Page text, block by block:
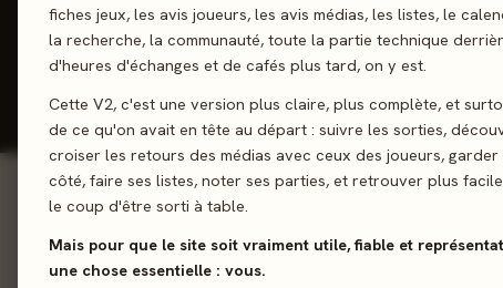
fiches jeux, les avis joueurs, les avis médias, les listes, le
la recherche, la communauté, toute la partie technique
d'heures d'échanges et de cafés plus tard, on y est.
Cette V2, c'est une version plus claire, plus complète, et
de ce qu'on avait en tête au départ : suivre les sorties,
croiser les retours des médias avec ceux des joueurs, garder
côté, faire ses listes, noter ses parties, et retrouver plus
le coup d'être sorti à table.
Mais pour que le site soit vraiment utile, fiable et
une chose essentielle : vous.
1-4 joueurs
02Le verdict
Les étoiles vous